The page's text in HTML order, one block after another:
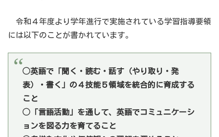
令和４年度より学年進行で実施されている学習指導要領
には以下のことが書かれています。
◯英語で「聞く・読む・話す（やり取り・発
表）・書く」の４技能５領域を統合的に育成する
こと
◯「言語活動」を通して、英語でコミュニケーシ
ョンを図る力を育てること